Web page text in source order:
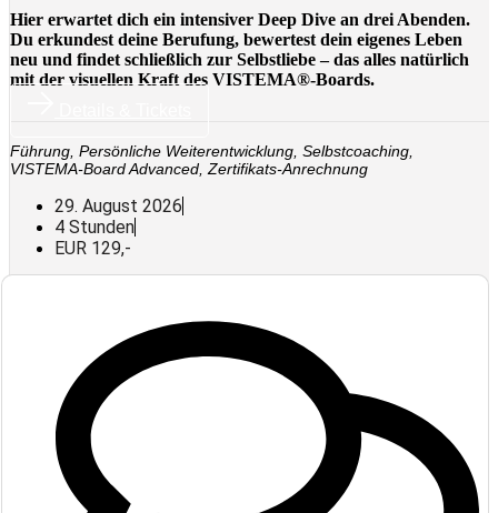
Hier erwartet dich ein intensiver Deep Dive an drei Abenden.
Du erkundest deine Berufung, bewertest dein eigenes Leben
neu und findet schließlich zur Selbstliebe – das alles natürlich
mit der visuellen Kraft des VISTEMA®-Boards.
Führung, Persönliche Weiterentwicklung, Selbstcoaching,
VISTEMA-Board Advanced,Zertifikats-Anrechnung
29. August 2026
4 Stunden
EUR 129,-